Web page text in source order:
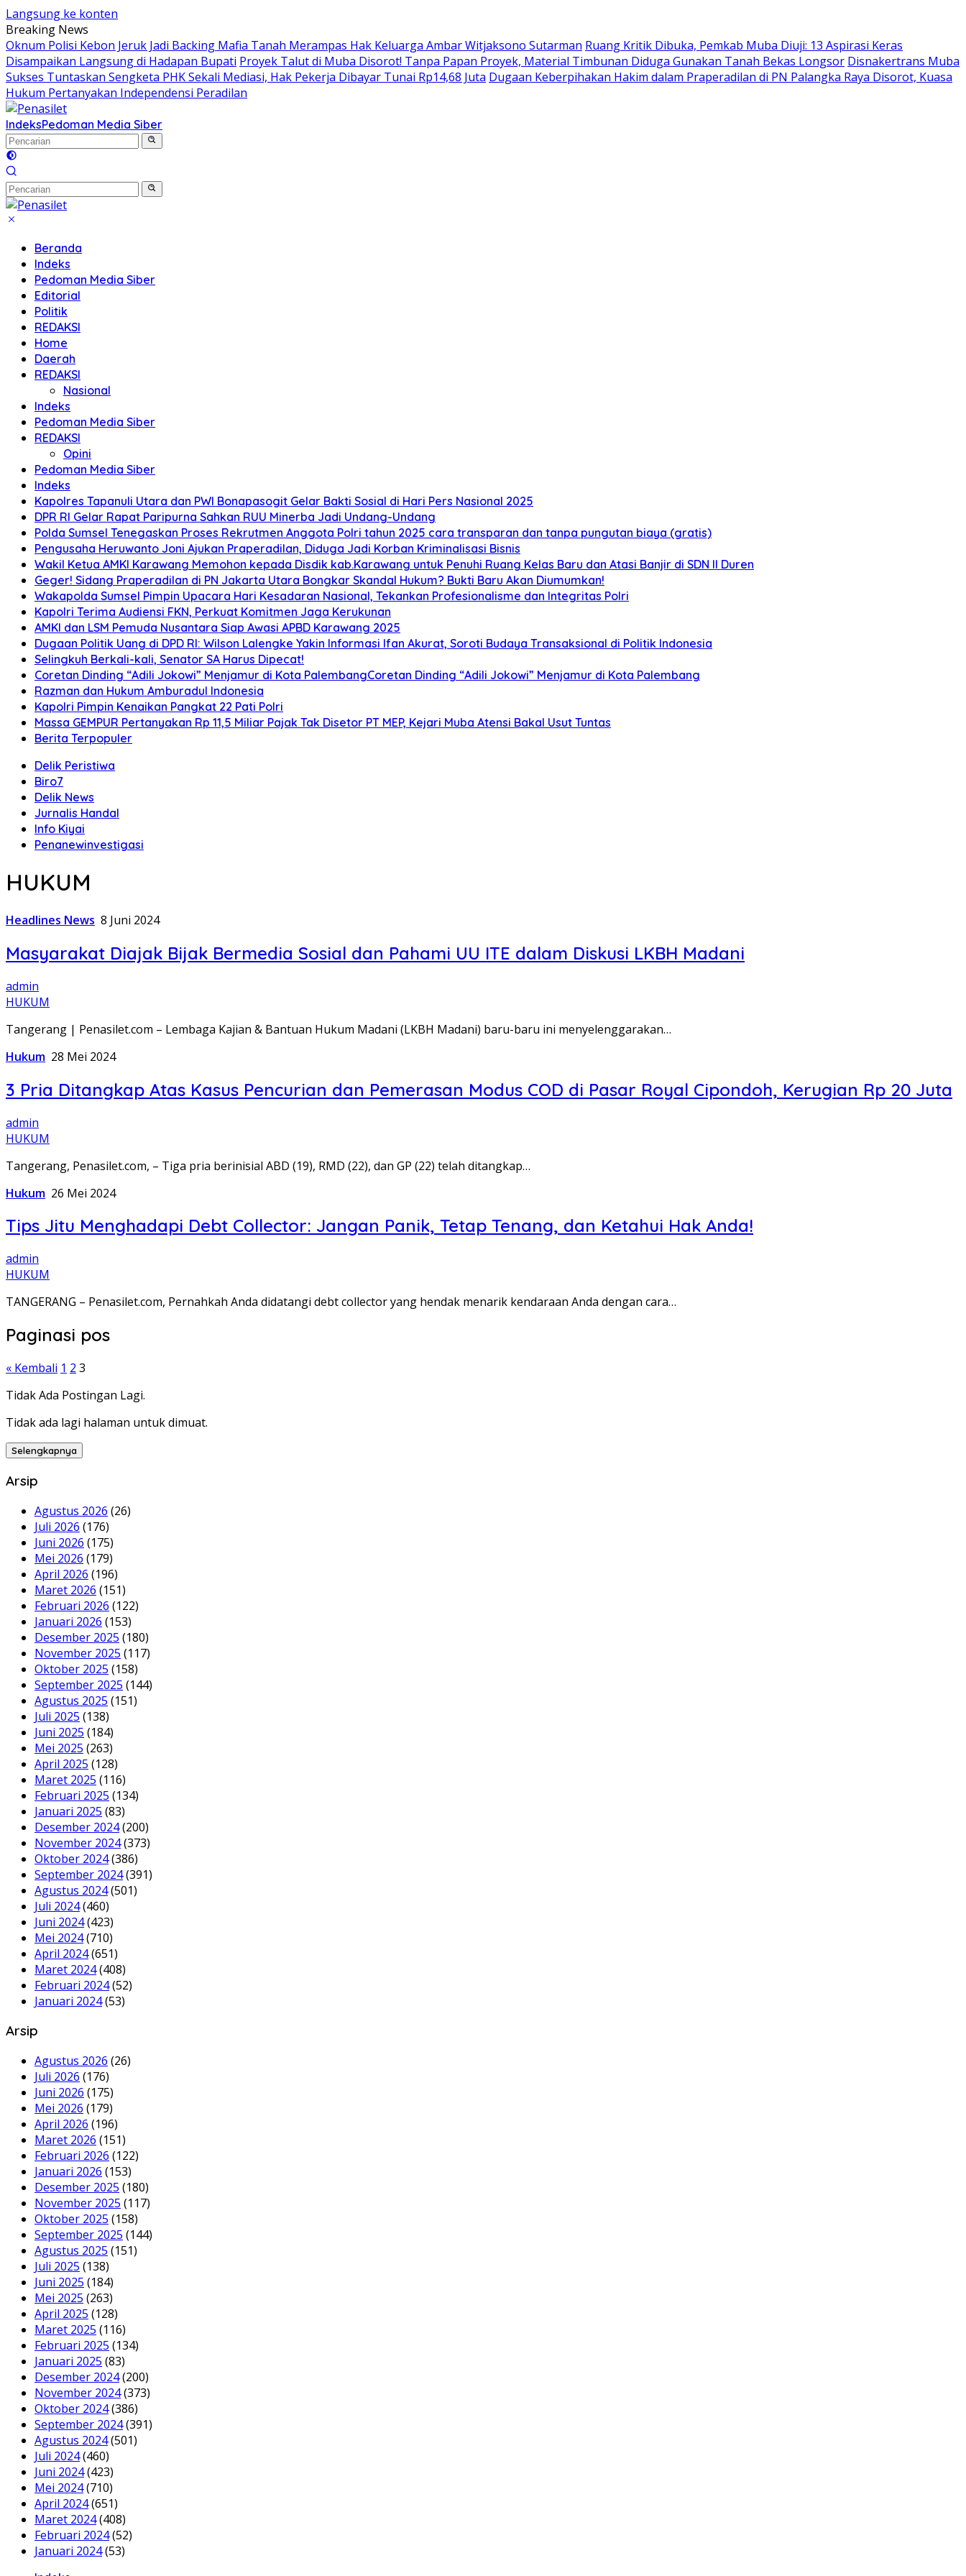
Langsung ke konten
Breaking News
Oknum Polisi Kebon Jeruk Jadi Backing Mafia Tanah Merampas Hak Keluarga Ambar Witjaksono Sutarman Ruang Kritik Dibuka, Pemkab Muba Diuji: 13 Aspirasi Keras
Disampaikan Langsung di Hadapan Bupati Proyek Talut di Muba Disorot! Tanpa Papan Proyek, Material Timbunan Diduga Gunakan Tanah Bekas Longsor Disnakertrans Muba
Sukses Tuntaskan Sengketa PHK Sekali Mediasi, Hak Pekerja Dibayar Tunai Rp14,68 Juta Dugaan Keberpihakan Hakim dalam Praperadilan di PN Palangka Raya Disorot, Kuasa
Hukum Pertanyakan Independensi Peradilan
IndeksPedoman Media Siber
Beranda
Indeks
Pedoman Media Siber
Editorial
Politik
REDAKSI
Home
Daerah
REDAKSI
Nasional
Indeks
Pedoman Media Siber
REDAKSI
Opini
Pedoman Media Siber
Indeks
Kapolres Tapanuli Utara dan PWI Bonapasogit Gelar Bakti Sosial di Hari Pers Nasional 2025
DPR RI Gelar Rapat Paripurna Sahkan RUU Minerba Jadi Undang-Undang
Polda Sumsel Tenegaskan Proses Rekrutmen Anggota Polri tahun 2025 cara transparan dan tanpa pungutan biaya (gratis)
Pengusaha Heruwanto Joni Ajukan Praperadilan, Diduga Jadi Korban Kriminalisasi Bisnis
Wakil Ketua AMKI Karawang Memohon kepada Disdik kab.Karawang untuk Penuhi Ruang Kelas Baru dan Atasi Banjir di SDN II Duren
Geger! Sidang Praperadilan di PN Jakarta Utara Bongkar Skandal Hukum? Bukti Baru Akan Diumumkan!
Wakapolda Sumsel Pimpin Upacara Hari Kesadaran Nasional, Tekankan Profesionalisme dan Integritas Polri
Kapolri Terima Audiensi FKN, Perkuat Komitmen Jaga Kerukunan
AMKI dan LSM Pemuda Nusantara Siap Awasi APBD Karawang 2025
Dugaan Politik Uang di DPD RI: Wilson Lalengke Yakin Informasi Ifan Akurat, Soroti Budaya Transaksional di Politik Indonesia
Selingkuh Berkali-kali, Senator SA Harus Dipecat!
Coretan Dinding “Adili Jokowi” Menjamur di Kota PalembangCoretan Dinding “Adili Jokowi” Menjamur di Kota Palembang
Razman dan Hukum Amburadul Indonesia
Kapolri Pimpin Kenaikan Pangkat 22 Pati Polri
Massa GEMPUR Pertanyakan Rp 11,5 Miliar Pajak Tak Disetor PT MEP, Kejari Muba Atensi Bakal Usut Tuntas
Berita Terpopuler
Delik Peristiwa
Biro7
Delik News
Jurnalis Handal
Info Kiyai
Penanewinvestigasi
HUKUM
Headlines News 8 Juni 2024
Masyarakat Diajak Bijak Bermedia Sosial dan Pahami UU ITE dalam Diskusi LKBH Madani
admin
HUKUM
Tangerang | Penasilet.com – Lembaga Kajian & Bantuan Hukum Madani (LKBH Madani) baru-baru ini menyelenggarakan…
Hukum 28 Mei 2024
3 Pria Ditangkap Atas Kasus Pencurian dan Pemerasan Modus COD di Pasar Royal Cipondoh, Kerugian Rp 20 Juta
admin
HUKUM
Tangerang, Penasilet.com, – Tiga pria berinisial ABD (19), RMD (22), dan GP (22) telah ditangkap…
Hukum 26 Mei 2024
Tips Jitu Menghadapi Debt Collector: Jangan Panik, Tetap Tenang, dan Ketahui Hak Anda!
admin
HUKUM
TANGERANG – Penasilet.com, Pernahkah Anda didatangi debt collector yang hendak menarik kendaraan Anda dengan cara…
Paginasi pos
« Kembali 1 2 3
Tidak Ada Postingan Lagi.
Tidak ada lagi halaman untuk dimuat.
Selengkapnya
Arsip
Agustus 2026 (26)
Juli 2026 (176)
Juni 2026 (175)
Mei 2026 (179)
April 2026 (196)
Maret 2026 (151)
Februari 2026 (122)
Januari 2026 (153)
Desember 2025 (180)
November 2025 (117)
Oktober 2025 (158)
September 2025 (144)
Agustus 2025 (151)
Juli 2025 (138)
Juni 2025 (184)
Mei 2025 (263)
April 2025 (128)
Maret 2025 (116)
Februari 2025 (134)
Januari 2025 (83)
Desember 2024(200)
November 2024(373)
Oktober 2024(386)
September 2024(391)
Agustus 2024(501)
Juli 2024(460)
Juni 2024(423)
Mei 2024(710)
April 2024(651)
Maret 2024(408)
Februari 2024(52)
Januari 2024(53)
Arsip
Agustus 2026 (26)
Juli 2026 (176)
Juni 2026 (175)
Mei 2026 (179)
April 2026 (196)
Maret 2026 (151)
Februari 2026 (122)
Januari 2026 (153)
Desember 2025 (180)
November 2025 (117)
Oktober 2025 (158)
September 2025 (144)
Agustus 2025 (151)
Juli 2025 (138)
Juni 2025 (184)
Mei 2025 (263)
April 2025 (128)
Maret 2025 (116)
Februari 2025 (134)
Januari 2025 (83)
Desember 2024(200)
November 2024(373)
Oktober 2024(386)
September 2024(391)
Agustus 2024(501)
Juli 2024(460)
Juni 2024(423)
Mei 2024(710)
April 2024(651)
Maret 2024(408)
Februari 2024(52)
Januari 2024(53)